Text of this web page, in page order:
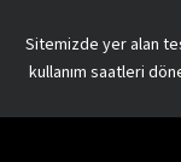
Sitemizde yer alan
kullanım saatleri